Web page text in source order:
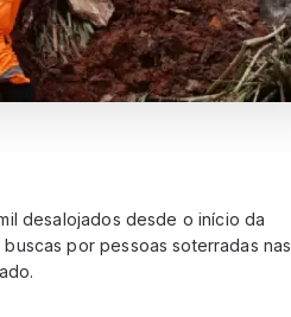
desalojados desde o início da
por pessoas soterradas nas